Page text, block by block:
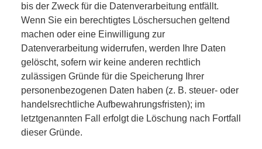
bis der Zweck für die Datenverarbeitung entfällt.
Wenn Sie ein berechtigtes Löschersuchen geltend
machen oder eine Einwilligung zur
Datenverarbeitung widerrufen, werden Ihre Daten
gelöscht, sofern wir keine anderen rechtlich
zulässigen Gründe für die Speicherung Ihrer
personenbezogenen Daten haben (z. B. steuer- oder
handelsrechtliche Aufbewahrungsfristen); im
letztgenannten Fall erfolgt die Löschung nach Fortfall
dieser Gründe.